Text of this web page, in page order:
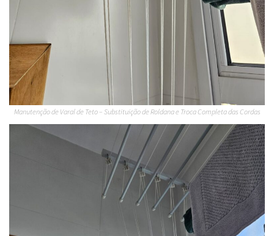
Manutenção de Varal de Teto – Substituição de Roldana e Troca Completa das Cordas